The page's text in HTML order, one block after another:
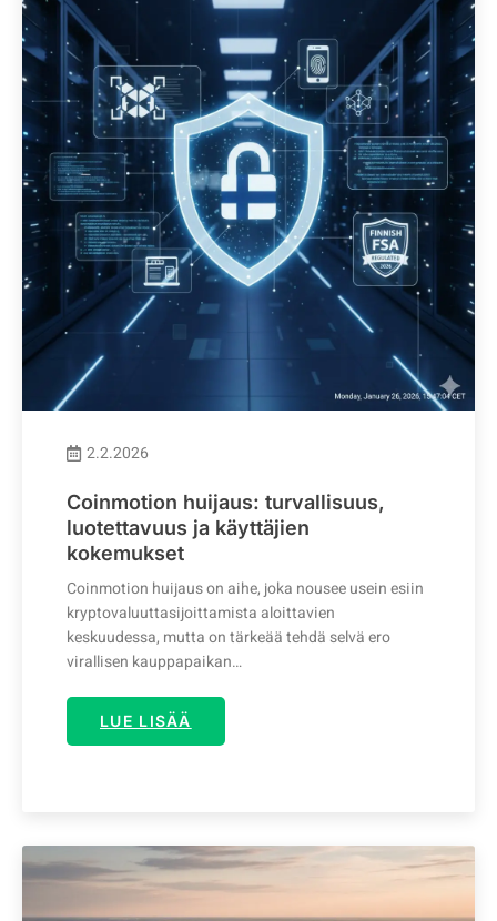
2.2.2026
Coinmotion huijaus: turvallisuus,
luotettavuus ja käyttäjien
kokemukset
Coinmotion huijaus on aihe, joka nousee usein esiin
kryptovaluuttasijoittamista aloittavien
keskuudessa, mutta on tärkeää tehdä selvä ero
virallisen kauppapaikan…
LUE LISÄÄ